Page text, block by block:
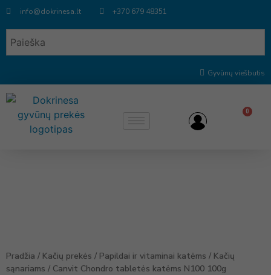
info@dokrinesa.lt +370 679 48351
Gyvūnų viešbutis
0
Pradžia / Kačių prekės / Papildai ir vitaminai katėms / Kačių
sąnariams / Canvit Chondro tabletės katėms N100 100g